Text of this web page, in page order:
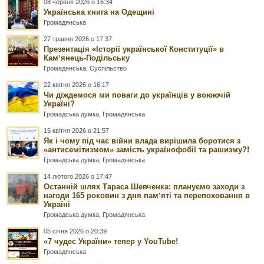
08 червня 2026 о 16:34
Українська книга на Одещині
Громадянська
27 травня 2026 о 17:37
Презентація «Історії української Конституції» в
Камʼянець-Подільську
Громадянська ,Суспільство
22 квітня 2026 о 16:17
Чи діждемося ми поваги до українців у воюючій
Україні?
Громадська думка Громадянська
15 квітня 2026 о 21:57
Як і чому під час війни влада вирішила боротися з
«антисемітизмом» замість українофобії та рашизму?!
Громадська думка Громадянська
14 лютого 2026 о 17:47
Останній шлях Тараса Шевченка: плануємо заходи з
нагоди 165 роковин з дня памʼяті та перепоховання в
Україні
Громадська думка Громадянська
05 січня 2026 о 20:39
«7 чудес України» тепер у YouTube!
Громадянська